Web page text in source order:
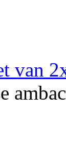
van